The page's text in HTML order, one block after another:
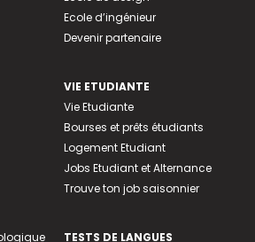
Ecole d’ingénieur
Devenir partenaire
VIE ETUDIANTE
Vie Etudiante
Bourses et prêts étudiants
Logement Etudiant
Jobs Etudiant et Alternance
Trouve ton job saisonnier
TESTS DE LANGUES